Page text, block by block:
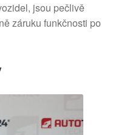
jsou pečlivě
záruku funkčnosti po